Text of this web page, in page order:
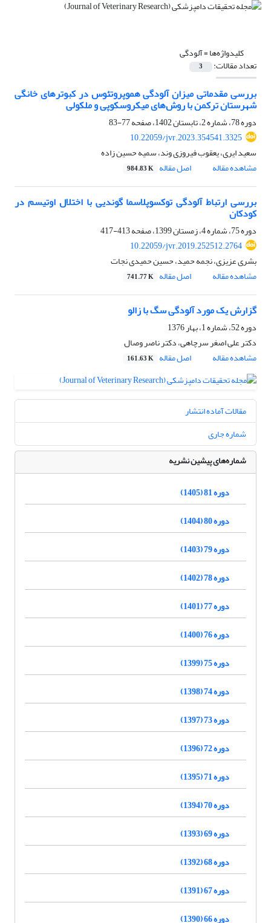
کلیدواژه‌ها =آلودگی
تعداد مقالات: 3
بررسی مقدماتی میزان آلودگی هموپروتئوس در کبوترهای خانگی
شهرستان ترکمن با روش‌های میکروسکوپی و ملکولی
دوره 78، شماره 2، تابستان 1402، صفحه
77-83
10.22059/jvr.2023.354541.3325
سعید ایری، یعقوب فیروزی وند، سمیه حسین زاده
مشاهده مقاله
اصل مقاله 984.83 K
بررسی ارتباط آلودگی توکسوپلاسما گوندیی با اختلال اوتیسم در
کودکان
دوره 75، شماره 4، زمستان 1399، صفحه
413-417
10.22059/jvr.2019.252512.2764
بشری عزیزی، نجمه حمید، حسین حمیدی نجات
مشاهده مقاله
اصل مقاله 741.77 K
گزارش یک مورد آلودگی سگ با زالو
دوره 52، شماره 1، بهار 1376
دکتر علی اصغر سرچاهی، دکتر ناصر وصال
مشاهده مقاله
اصل مقاله 161.63 K
مقالات آماده انتشار
شماره جاری
شماره‌های پیشین نشریه
دوره 81 (1405)
دوره 80 (1404)
دوره 79 (1403)
دوره 78 (1402)
دوره 77 (1401)
دوره 76 (1400)
دوره 75 (1399)
دوره 74 (1398)
دوره 73 (1397)
دوره 72 (1396)
دوره 71 (1395)
دوره 70 (1394)
دوره 69 (1393)
دوره 68 (1392)
دوره 67 (1391)
دوره 66 (1390)